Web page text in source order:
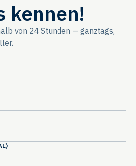
kennen!
von 24 Stunden — ganztags,